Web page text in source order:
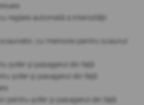
reglare automată a intensității
scaunelor, cu memorie pentru scaunul
șofer și pasagerul din față
șofer și pasagerul din față
pentru șofer și pasagerul din față